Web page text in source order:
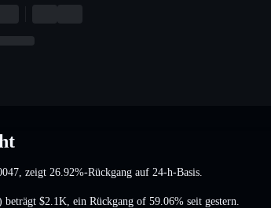
, zeigt 26.92%-Rückgang auf 24-h-Basis.
beträgt $2.1K ein Rückgang of 59.06% seit gestern.